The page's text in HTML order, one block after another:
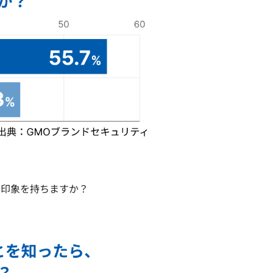
象を持ちますか？